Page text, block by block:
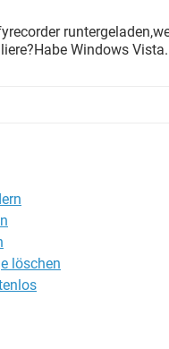
HARDWARE
INSTAGRAM
STREAMING
IOS
Windows Vista.
löschen